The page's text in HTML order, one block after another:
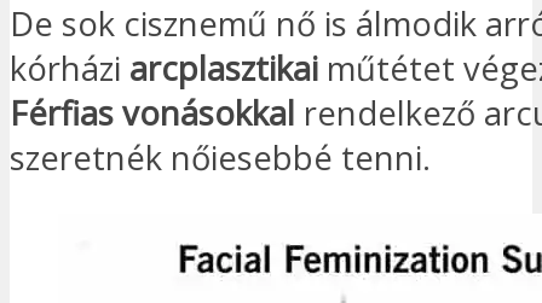
De sok cisznemű nő is álmodik
kórházi arcplasztikai műtétet
Férfias vonásokkal rendelkező
szeretnék nőiesebbé tenni.